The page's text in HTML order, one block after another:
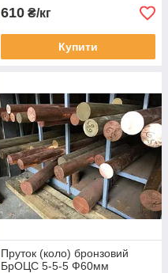
610 ₴/кг
Купити
Пруток (коло) бронзовий
БрОЦС 5-5-5 Ф60мм